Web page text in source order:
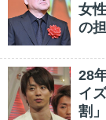
女
の
28
イ
割